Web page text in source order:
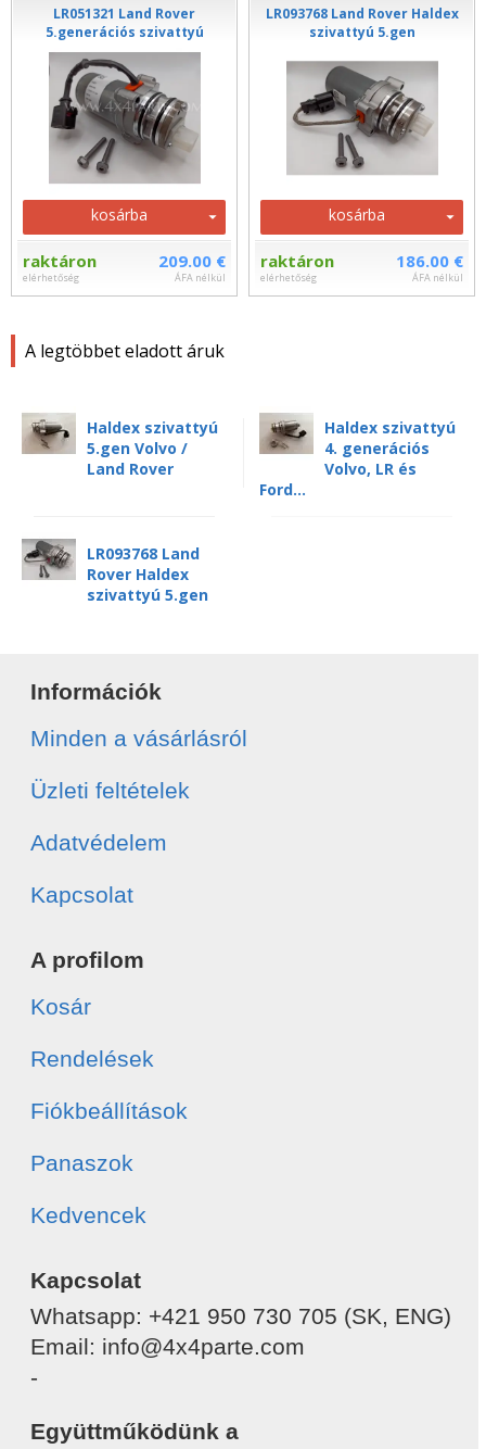
A legtöbbet eladott áruk
Haldex szivattyú
5.gen Volvo /
Land Rover
Haldex szivattyú
4. generációs
Volvo, LR és
Ford...
LR093768 Land
Rover Haldex
szivattyú 5.gen
LR051321 Land Rover
5.generációs szivattyú
kosárba
raktáron
elérhetőség
209.00 €
ÁFA nélkül
LR093768 Land Rover Haldex
szivattyú 5.gen
kosárba
raktáron
elérhetőség
186.00 €
ÁFA nélkül
Információk
Minden a vásárlásról
Üzleti feltételek
Adatvédelem
Kapcsolat
A profilom
Kosár
Rendelések
Fiókbeállítások
Panaszok
Kedvencek
Kapcsolat
Whatsapp: +421 950 730 705 (SK, ENG)
Email: info@4x4parte.com
-
Együttműködünk a